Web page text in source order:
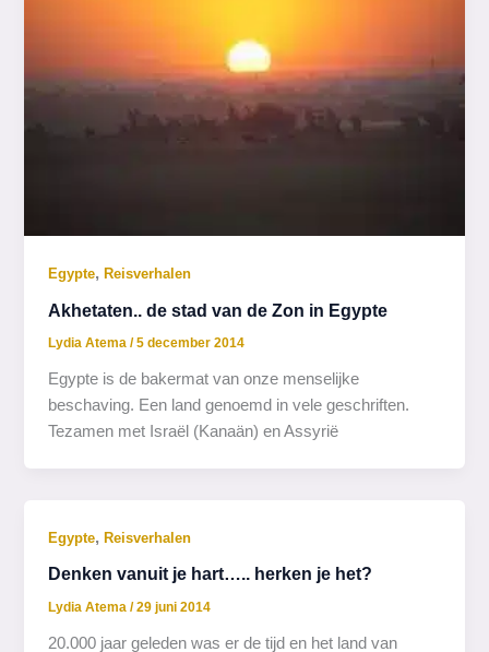
Egypte,Reisverhalen
Akhetaten.. de stad van de Zon in Egypte
Lydia Atema/5 december 2014
Egypte is de bakermat van onze menselijke
beschaving. Een land genoemd in vele geschriften.
Tezamen met Israël (Kanaän) en Assyrië
Egypte,Reisverhalen
Denken vanuit je hart….. herken je het?
Lydia Atema/29 juni 2014
20.000 jaar geleden was er de tijd en het land van